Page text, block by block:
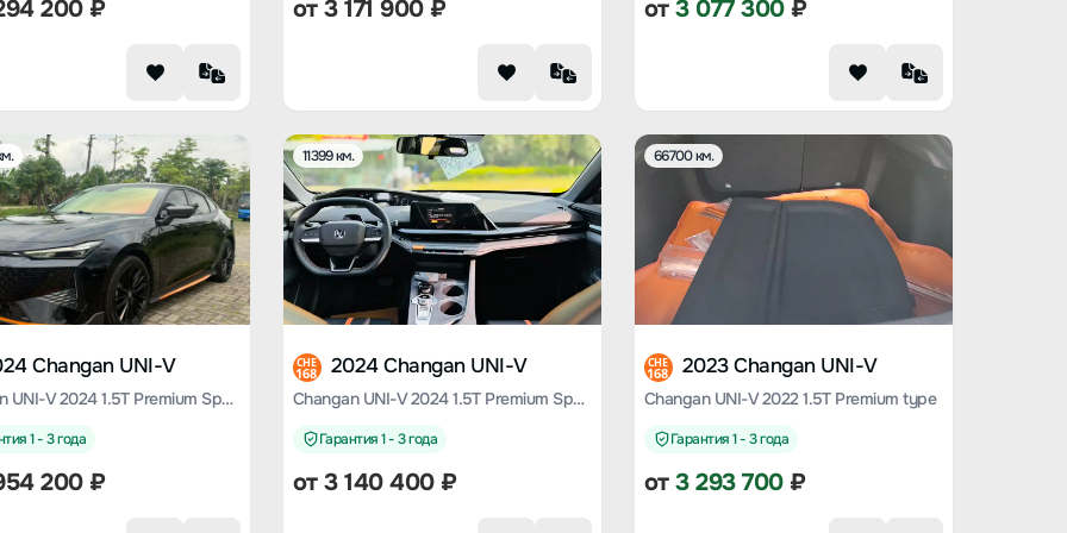
200₽ от3 171 900₽ от3 077 300₽
Changan UNI-V
Changan UNI-V 2024 1.5T Premium Sports Type
1 - 3 года
200₽
11399 км.
CHE
168 2024 Changan UNI-V
Changan UNI-V 2024 1.5T Premium Sports Type
Гарантия 1 - 3 года
от3 140 400₽
66700 км.
CHE
168 2023 Changan UNI-V
Changan UNI-V 2022 1.5T Premium type
Гарантия 1 - 3 года
от3 293 700₽